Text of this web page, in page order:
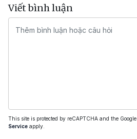
Viết bình luận
This site is protected by reCAPTCHA and the Google
Service apply.